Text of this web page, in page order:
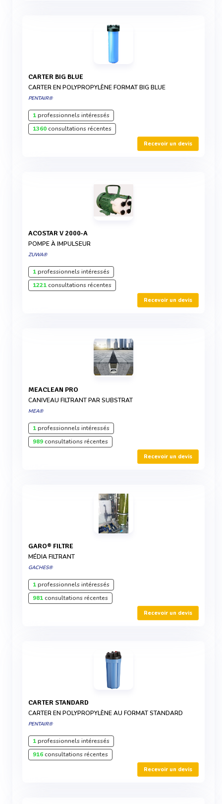
CARTER BIG BLUE
CARTER EN POLYPROPYLÈNE FORMAT BIG BLUE
PENTAIR®
1professionnels intéressés
1360consultations récentes
Recevoir un devis
ACOSTAR V 2000-A
POMPE À IMPULSEUR
ZUWA®
1professionnels intéressés
1221consultations récentes
Recevoir un devis
MEACLEAN PRO
CANIVEAU FILTRANT PAR SUBSTRAT
MEA®
1professionnels intéressés
989consultations récentes
Recevoir un devis
GARO® FILTRE
MÉDIA FILTRANT
GACHES®
1professionnels intéressés
981consultations récentes
Recevoir un devis
CARTER STANDARD
CARTER EN POLYPROPYLÈNE AU FORMAT STANDARD
PENTAIR®
1professionnels intéressés
916consultations récentes
Recevoir un devis